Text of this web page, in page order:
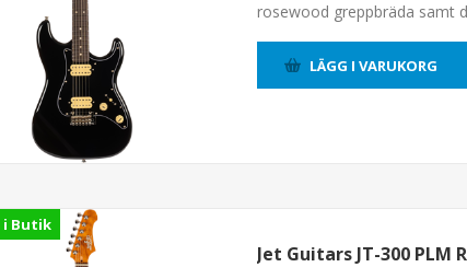
rosewood greppbräda samt
LÄGG I VARUKORG
i Butik
Jet Guitars JT-300 PLM